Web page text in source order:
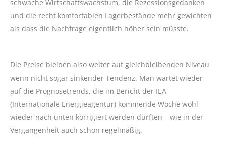
schwache Wirtschaftswachstum, die Rezessionsgedanken
und die recht komfortablen Lagerbestände mehr gewichten
als dass die Nachfrage eigentlich höher sein müsste.
Die Preise bleiben also weiter auf gleichbleibenden Niveau
wenn nicht sogar sinkender Tendenz. Man wartet wieder
auf die Prognosetrends, die im Bericht der IEA
(Internationale Energieagentur) kommende Woche wohl
wieder nach unten korrigiert werden dürften – wie in der
Vergangenheit auch schon regelmäßig.